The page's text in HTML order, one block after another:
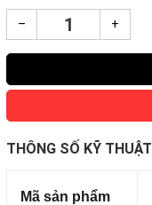
– +
THÔNG SỐ KỸ THUẬT
Mã sản phẩm